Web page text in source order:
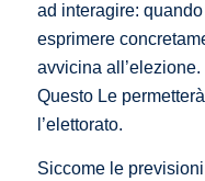
ad interagire:
esprimere
avvicina
Questo Le
l’elettorato.
Siccome le